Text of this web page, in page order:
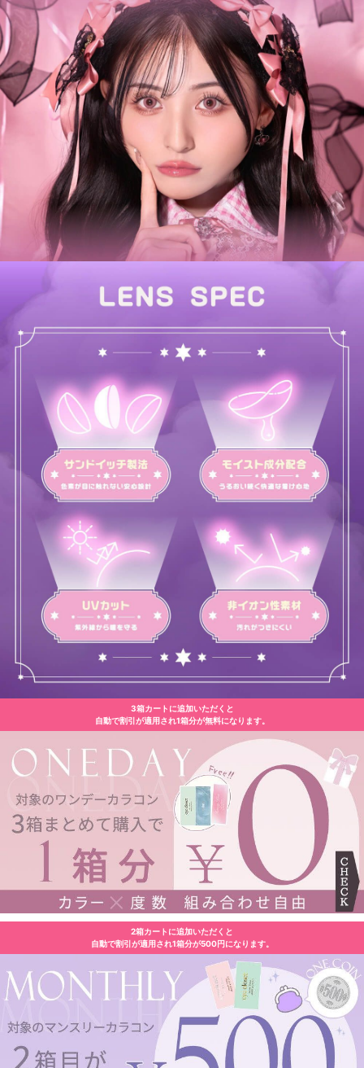
3箱カートに追加いただくと
自動で割引が適用され1箱分が無料になります。
2箱カートに追加いただくと
自動で割引が適用され1箱分が500円になります。